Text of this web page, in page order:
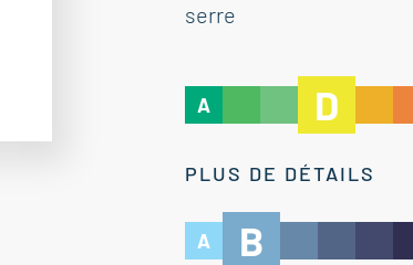
serre
A D
PLUS DE DÉTAILS
A B